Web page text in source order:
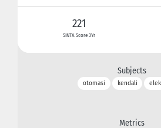
221
SINTA Score 3Yr
Subjects
otomasi kendali
Metrics